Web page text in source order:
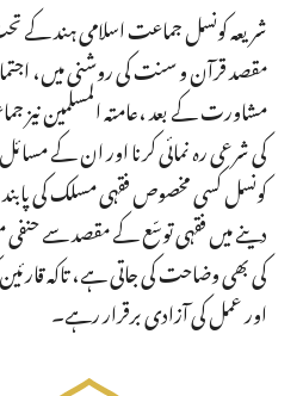
شریعہ کونسل جماعت اسلامی ہند کے
مقصد قرآن و سنت کی روشنی میں،
مشاورت کے بعد ،عامتہ المسلمین
کی شرعی رہ نمائی کرنا اور ان کے
کونسل کسی مخصوص فقہی مسلک کی
دینے میں فقہی توسّع کے مقصد سے
کی بھی وضاحت کی جاتی ہے، تاکہ
اور عمل کی آزادی برقرار رہے۔